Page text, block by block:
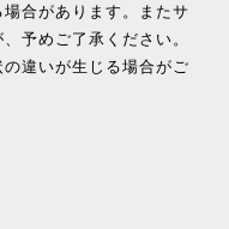
合があります。またサ
予めご了承ください。
違いが生じる場合がご